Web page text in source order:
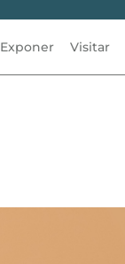
Exponer Visitar